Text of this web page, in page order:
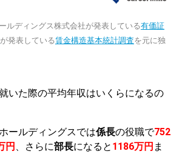
ルディングス株式会社が発表している有価証
が発表している賃金構造基本統計調査を元に独
いた際の平均年収はいくらになるの
ールディングスでは係長の役職で752
円 、さらに部長になると 1186万円 ま